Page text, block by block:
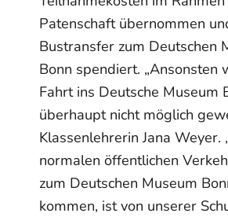
Patenschaft übernommen
Bustransfer zum Deutschen
Bonn spendiert. „Ansonsten
Fahrt ins Deutsche Museum
überhaupt nicht möglich
Klassenlehrerin Jana Weyer.
normalen öffentlichen
zum Deutschen Museum
kommen, ist von unserer